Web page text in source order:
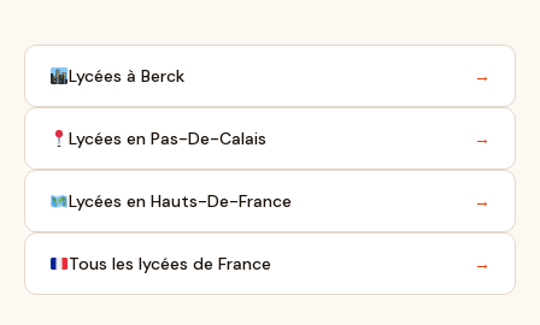
Lycées à Berck →
Lycées en Pas-De-Calais →
Lycées en Hauts-De-France →
Tous les lycées de France →